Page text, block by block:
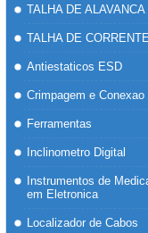
TALHA DE ALAVANCA
TALHA DE CORRENTE
Antiestaticos ESD
Crimpagem e Conexao
Ferramentas
Inclinometro Digital
Instrumentos de
em Eletronica
Localizador de Cabos